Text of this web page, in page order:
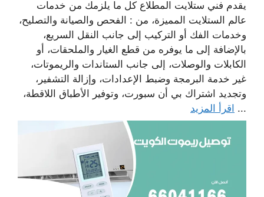
يقدم فني ستلايت المطلاع كل ما يلزمك من خدمات
عالم الستلايت المميزة، من : الفحص والصيانة والتصليح،
وخدمات الفك أو التركيب إلى جانب النقل السريع،
بالإضافة إلى ما يوفره من قطع الغيار والملحقات، أو
الكابلات والوصلات، إلى جانب الستاندات والريموتات،
غير خدمة البرمجة وضبط الإعدادات، وإزالة التشفير،
وتجديد اشتراك بي أن سبورت، وتوفير الأطباق اللاقطة،
... اقرأ المزيد